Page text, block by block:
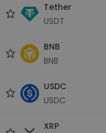
Tether
USDT
BNB
BNB
USDC
USDC
XRP